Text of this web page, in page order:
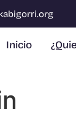
Inicio